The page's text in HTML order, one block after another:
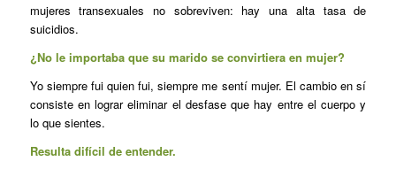
mujeres transexuales no sobreviven: hay una alta tasa de
suicidios.
¿No le importaba que su marido se convirtiera en mujer?
Yo siempre fui quien fui, siempre me sentí mujer. El cambio en sí
consiste en lograr eliminar el desfase que hay entre el cuerpo y
lo que sientes.
Resulta difícil de entender.